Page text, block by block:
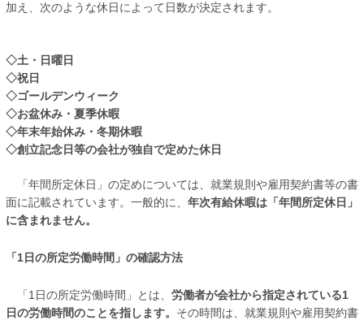
加え、次のような休日によって日数が決定されます。
◇土・日曜日
◇祝日
◇ゴールデンウィーク
◇お盆休み・夏季休暇
◇年末年始休み・冬期休暇
◇創立記念日等の会社が独自で定めた休日
「年間所定休日」の定めについては、就業規則や雇用契約書等の書
面に記載されています。一般的に、 年次有給休暇は「年間所定休日」
に含まれません。
「1日の所定労働時間」の確認方法
「1日の所定労働時間」とは、 労働者が会社から指定されている1
日の労働時間のことを指します。 その時間は、就業規則や雇用契約書